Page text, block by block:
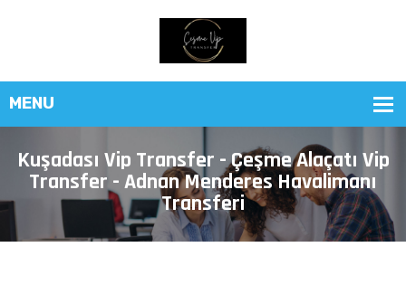
Kuşadası Vip Transfer - Çeşme Alaçatı Vip
Transfer - Adnan Menderes Havalimanı
Transferi